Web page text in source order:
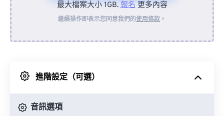
來自裝置
來自 Google 雲端硬碟
最大檔案大小 1GB.報名更多內容
繼續操作即表示您同意我們的使用條款 。
進階設定（可選）
音訊選項